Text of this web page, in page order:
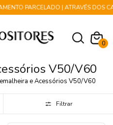
PARCELADO | ATRAVÉS DOS
0
V50/V60
e Acessórios V50/V60
Filtrar